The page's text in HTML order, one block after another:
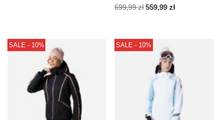
699,99zł 559,99zł
SALE - 10% SALE - 10%